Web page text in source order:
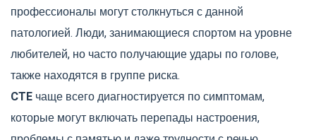
профессионалы могут столкнуться с данной
патологией. Люди, занимающиеся спортом на уровне
любителей, но часто получающие удары по голове,
также находятся в группе риска.
CTE чаще всего диагностируется по симптомам,
которые могут включать перепады настроения,